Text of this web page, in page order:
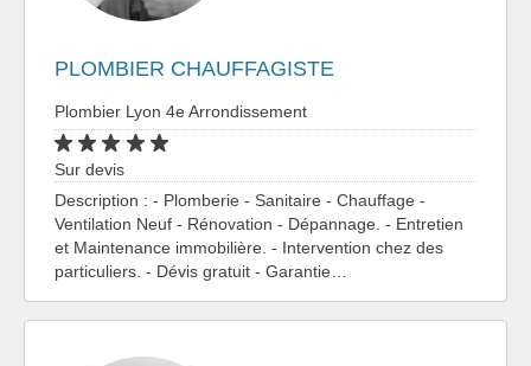
PLOMBIER CHAUFFAGISTE
Plombier Lyon 4e Arrondissement
Sur devis
Description : - Plomberie - Sanitaire - Chauffage -
Ventilation Neuf - Rénovation - Dépannage. - Entretien
et Maintenance immobilière. - Intervention chez des
particuliers. - Dévis gratuit - Garantie…